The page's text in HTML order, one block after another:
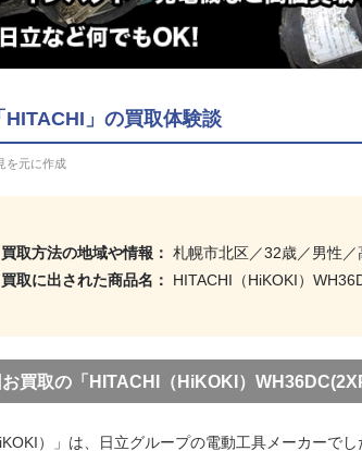
HITACHI」の買取体験談
を元に作成
買取方法の地域や情報： 札幌市北区／32歳／男性／
買取に出された商品名：
HITACHI（HiKOKI）
買取の「HITACHI（HiKOKI）
）」は、日立グループの電動工具メーカーで